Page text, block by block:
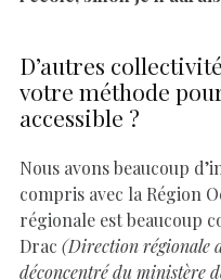
D’autres
votre méthode
accessible ?
Nous avons beaucoup
compris avec la Région
régionale est beaucoup
Drac (Direction régionale
déconcentré du ministère